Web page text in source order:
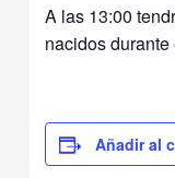
A las 13:00
nacidos
Añadir al